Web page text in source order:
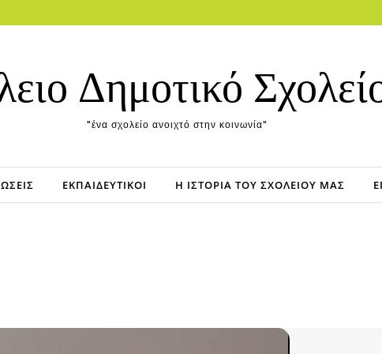
Δημοτικό
"ένα σχολείο ανοιχτό στην κοινωνία"
ΕΚΠΑΙΔΕΥΤΙΚΟΊ Η ΙΣΤΟΡΊΑ ΤΟΥ ΣΧΟΛΕΊΟΥ ΜΑΣ